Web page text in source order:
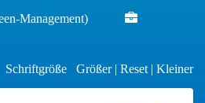
Management)
Schriftgröße Größer| Reset | Kleiner